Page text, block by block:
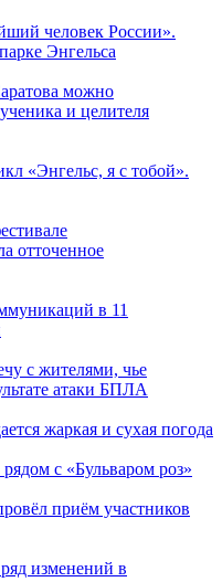
человек России».
Энгельса
можно
и целителя
«Энгельс, я с тобой».
отточенное
в 11
с жителями, чье
атаки БПЛА
жаркая и сухая погода
с «Бульваром роз»
приём участников
изменений в